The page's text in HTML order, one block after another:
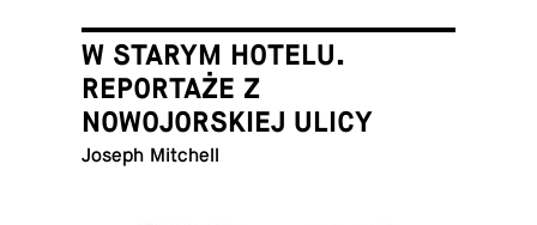
W STARYM HOTELU.
REPORTAŻE Z
NOWOJORSKIEJ ULICY
Joseph Mitchell